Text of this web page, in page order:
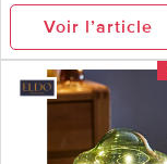
Voir l’article